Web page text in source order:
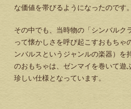
な価値を帯びるようになったのです。
その中でも、当時物の「シンバルク
って懐かしさを呼び起こすおもちゃ
ンバルスというジャンルの楽器）を
のおもちゃは、ゼンマイを巻いて遊
珍しい仕様となっています。